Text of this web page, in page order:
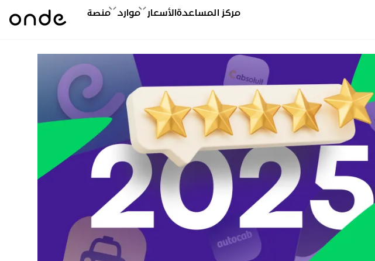
منصة
نظرة المنصة
تطبيق العملاء
تطبيق السائقين
My hub
تطبيق المشغِّل
تطبيق الويب
تطبيق فائق
تحديثات منتج
Onde.Light
وكالة تسويق
الميزات
أنواع الخدمات
التكنولوجيا
قارن
تطبيقات نقل الركاب
vs. Atom Mobility
vs. Jugnoo
vs. Taximobility
vs. TaxiCaller
vs. Moovs
vs. Zoom.taxi
موارد
أدلة ONDE
الأسئلة الشائعة
اتصل بنا
أكاديمية
دورات (مثال: تعلم)
فعاليات
المدونة
دراسات الحالة
مؤتمر
مسرع
الأسعار مركز المساعدة